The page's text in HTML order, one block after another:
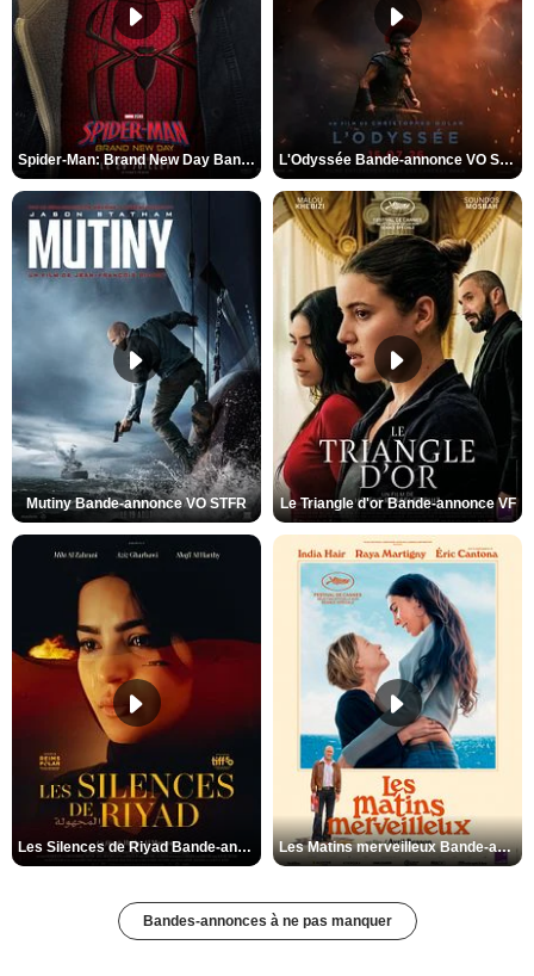
Spider-Man: Brand New Day Bande-annonce VO STFR L'Odyssée Bande-annonce VO STFR
Mutiny Bande-annonce VO STFR Le Triangle d'or Bande-annonce VF
Les Silences de Riyad Bande-annonce VO STFR Les Matins merveilleux Bande-annonce VF
Bandes-annonces à ne pas manquer